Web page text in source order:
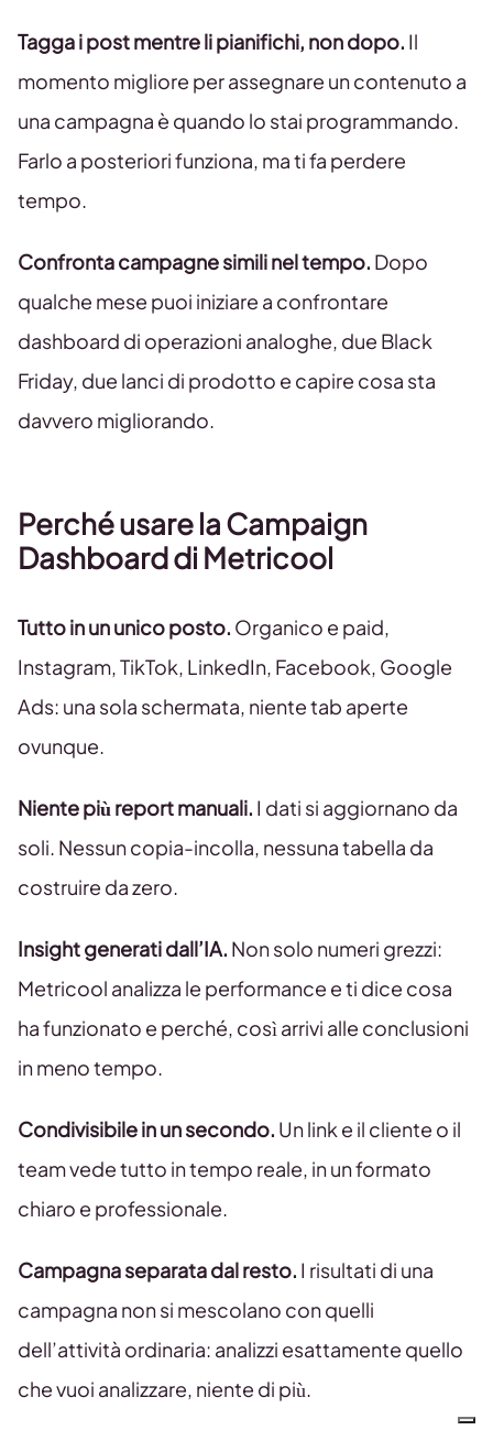
Tagga i post mentre li pianifichi, non dopo. Il
momento migliore per assegnare un contenuto a
una campagna è quando lo stai programmando.
Farlo a posteriori funziona, ma ti fa perdere
tempo.
Confronta campagne simili nel tempo. Dopo
qualche mese puoi iniziare a confrontare
dashboard di operazioni analoghe, due Black
Friday, due lanci di prodotto e capire cosa sta
davvero migliorando.
Perché usare la Campaign
Dashboard di Metricool
Tutto in un unico posto. Organico e paid,
Instagram, TikTok, LinkedIn, Facebook, Google
Ads: una sola schermata, niente tab aperte
ovunque.
Niente più report manuali. I dati si aggiornano da
soli. Nessun copia-incolla, nessuna tabella da
costruire da zero.
Insight generati dall’IA. Non solo numeri grezzi:
Metricool analizza le performance e ti dice cosa
ha funzionato e perché, così arrivi alle conclusioni
in meno tempo.
Condivisibile in un secondo. Un link e il cliente o il
team vede tutto in tempo reale, in un formato
chiaro e professionale.
Campagna separata dal resto. I risultati di una
campagna non si mescolano con quelli
dell’attività ordinaria: analizzi esattamente quello
che vuoi analizzare, niente di più.